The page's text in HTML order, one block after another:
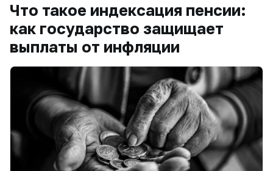
Что такое индексация пенсии:
как государство защищает
выплаты от инфляции